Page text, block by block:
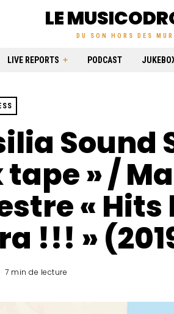
LE
DU SON HORS DES
LIVE REPORTS PODCAST
Sound
tape » /
«
!!! »
7 min de lecture